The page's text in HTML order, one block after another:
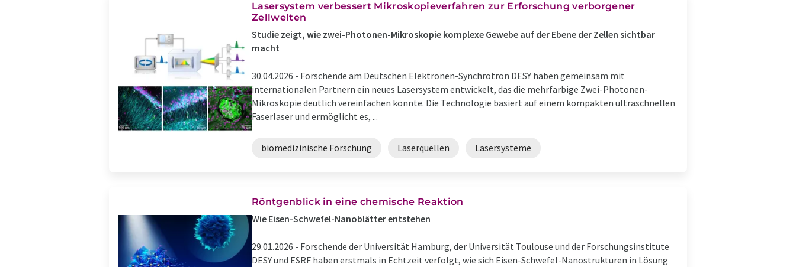
Lasersystem verbessert Mikroskopieverfahren zur Erforschung verborgener
Zellwelten
Studie zeigt, wie zwei-Photonen-Mikroskopie komplexe Gewebe auf der Ebene der Zellen sichtbar
macht
30.04.2026 - Forschende am Deutschen Elektronen-Synchrotron DESY haben gemeinsam mit
internationalen Partnern ein neues Lasersystem entwickelt, das die mehrfarbige Zwei-Photonen-
Mikroskopie deutlich vereinfachen könnte. Die Technologie basiert auf einem kompakten ultraschnellen
Faserlaser und ermöglicht es, ...
biomedizinische Forschung Laserquellen Lasersysteme
Röntgenblick in eine chemische Reaktion
Wie Eisen-Schwefel-Nanoblätter entstehen
29.01.2026 - Forschende der Universität Hamburg, der Universität Toulouse und der Forschungsinstitute
DESY und ESRF haben erstmals in Echtzeit verfolgt, wie sich Eisen-Schwefel-Nanostrukturen in Lösung